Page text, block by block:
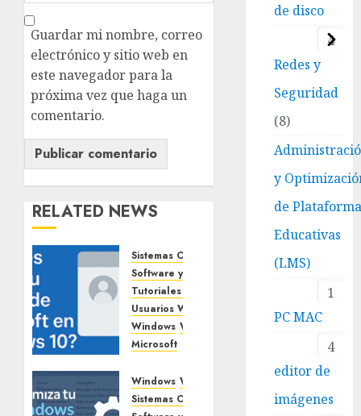
Guardar mi nombre, correo
electrónico y sitio web en
este navegador para la
próxima vez que haga un
comentario.
RELATED NEWS
Sistemas Operativos
Software y Aplicaciones
Tutoriales o Guías prácticas
Usuarios Windows
Windows Windows 10
Microsoft
quitar
tu
Windows Windows 10
Sistemas Operativos
de disco
4
Redes y
Seguridad
8
y
de
Educativas
(LMS)
1
PC MAC
4
editor de
imágenes